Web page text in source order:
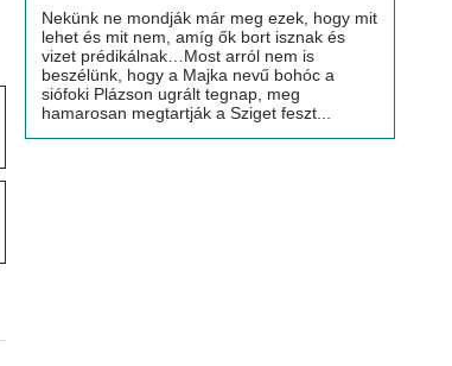
Nekünk ne mondják már meg ezek, hogy mit
lehet és mit nem, amíg ők bort isznak és
vizet prédikálnak…Most arról nem is
beszélünk, hogy a Majka nevű bohóc a
siófoki Plázson ugrált tegnap, meg
hamarosan megtartják a Sziget feszt...